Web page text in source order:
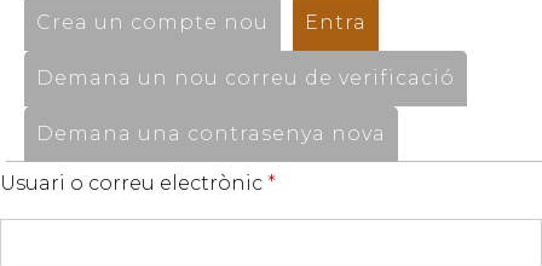
Crea un compte nou Entra
Demana un nou correu de verificació
Demana una contrasenya nova
Usuari o correu electrònic *